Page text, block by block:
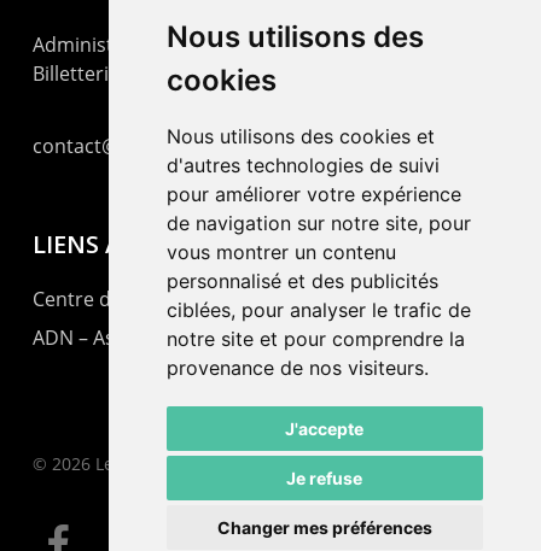
Nous utilisons des
cookies
Nous utilisons des cookies et
d'autres technologies de suivi
pour améliorer votre expérience
de navigation sur notre site, pour
vous montrer un contenu
personnalisé et des publicités
ciblées, pour analyser le trafic de
notre site et pour comprendre la
provenance de nos visiteurs.
J'accepte
Je refuse
Changer mes préférences
Administration : +41 32 725 03 03
Billetterie : +41 32 725 05 05
contact@lepommier.ch
LIENS AMIS
Centre de culture ABC
ADN – Association Danse Neuchâtel
© 2026 Le Pommier.
facebook email